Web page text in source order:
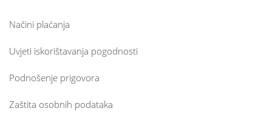
Načini plaćanja
Uvjeti iskorištavanja pogodnosti
Podnošenje prigovora
Zaštita osobnih podataka